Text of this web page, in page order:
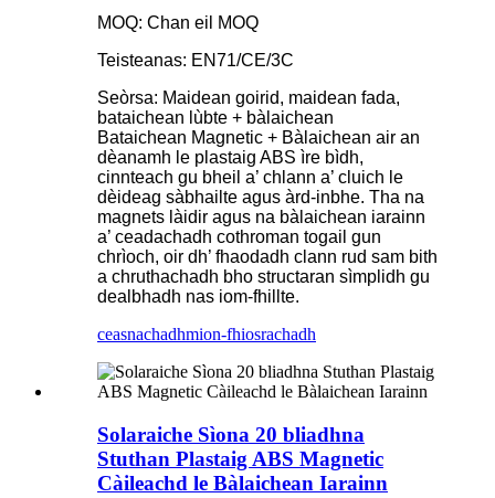
MOQ: Chan eil MOQ
Teisteanas: EN71/CE/3C
Seòrsa: Maidean goirid, maidean fada,
bataichean lùbte + bàlaichean
Bataichean Magnetic + Bàlaichean air an
dèanamh le plastaig ABS ìre bìdh,
cinnteach gu bheil a’ chlann a’ cluich le
dèideag sàbhailte agus àrd-inbhe. Tha na
magnets làidir agus na bàlaichean iarainn
a’ ceadachadh cothroman togail gun
chrìoch, oir dh’ fhaodadh clann rud sam bith
a chruthachadh bho structaran sìmplidh gu
dealbhadh nas iom-fhillte.
ceasnachadhmion-fhiosrachadh
Solaraiche Sìona 20 bliadhna
Stuthan Plastaig ABS Magnetic
Càileachd le Bàlaichean Iarainn